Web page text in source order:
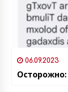
06.09.2023